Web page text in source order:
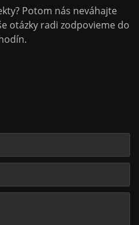
Potom nás neváhajte
otázky radi zodpovieme do